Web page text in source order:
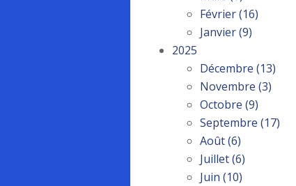
Février(16)
Janvier(9)
2025
Décembre (13)
Novembre (3)
Octobre (9)
Septembre (17)
Août(6)
Juillet(6)
Juin (10)